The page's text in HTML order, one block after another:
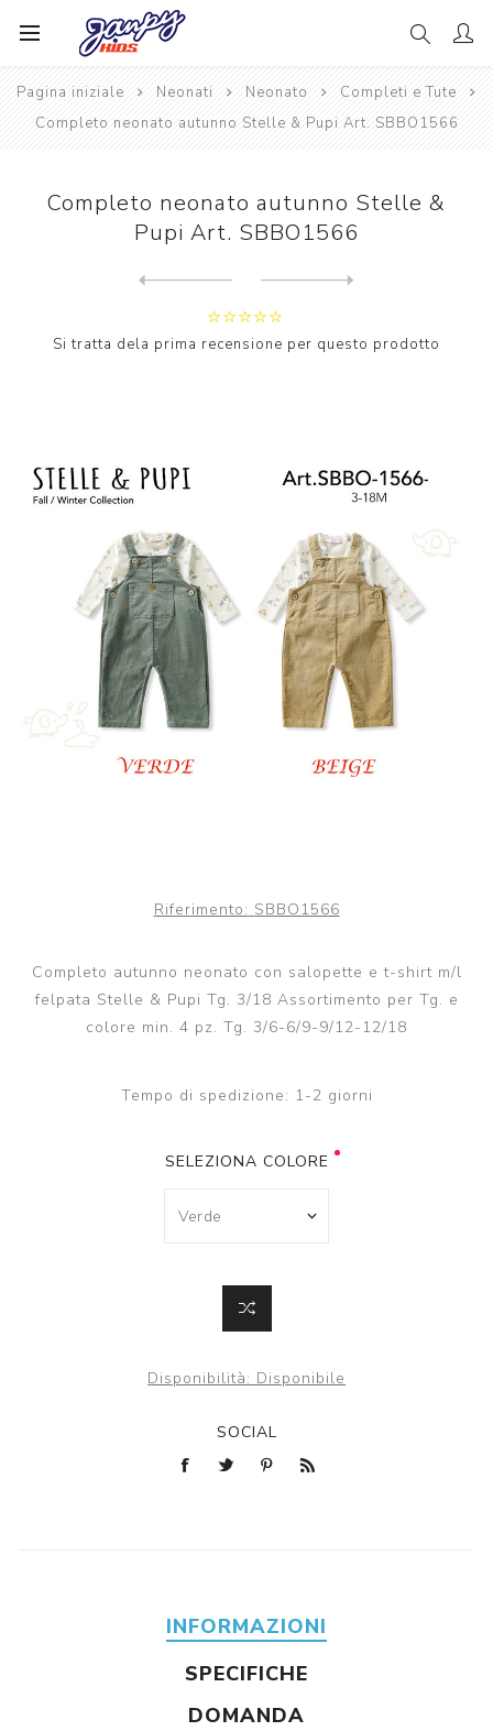
Pagina iniziale Neonati Neonato
Completi e Tute
Completo neonato autunno Stelle & Pupi Art. SBBO1566
Completo neonato autunno Stelle &
Pupi Art. SBBO1566
Si tratta dela prima recensione per questo prodotto
Riferimento: SBBO1566
Completo autunno neonato con salopette e t-shirt m/l
felpata Stelle & Pupi Tg. 3/18 Assortimento per Tg. e
colore min. 4 pz. Tg. 3/6-6/9-9/12-12/18
Tempo di spedizione: 1-2 giorni
SELEZIONA COLORE
Disponibilità: Disponibile
SOCIAL
INFORMAZIONI
SPECIFICHE
DOMANDA